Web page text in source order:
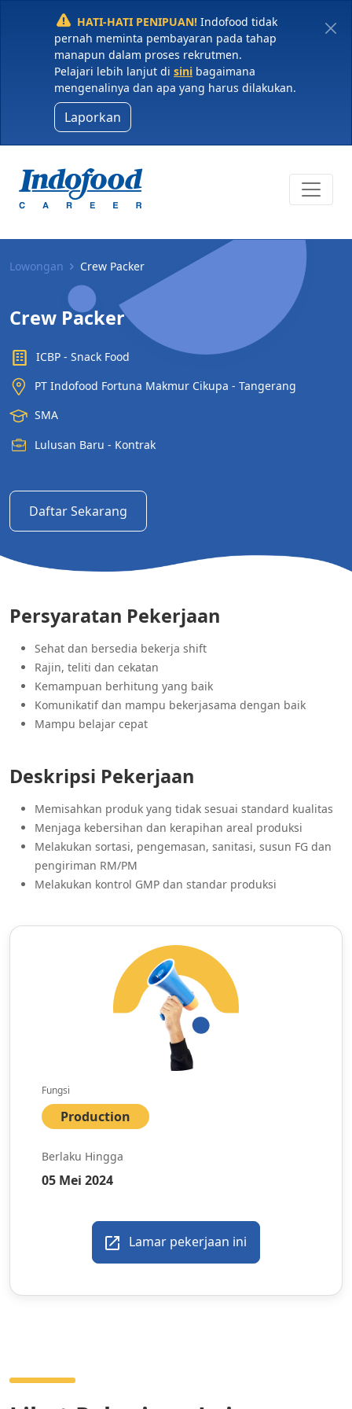
HATI-HATI PENIPUAN! Indofood tidak
pernah meminta pembayaran pada tahap
manapun dalam proses rekrutmen.
Pelajari lebih lanjut di sini bagaimana
mengenalinya dan apa yang harus dilakukan.
Laporkan
Lowongan Crew Packer
Crew Packer
ICBP - Snack Food
PT Indofood Fortuna Makmur Cikupa - Tangerang
SMA
Lulusan Baru - Kontrak
Daftar Sekarang
Persyaratan Pekerjaan
Sehat dan bersedia bekerja shift
Rajin, teliti dan cekatan
Kemampuan berhitung yang baik
Komunikatif dan mampu bekerjasama dengan baik
Mampu belajar cepat
Deskripsi Pekerjaan
Memisahkan produk yang tidak sesuai standard kualitas
Menjaga kebersihan dan kerapihan areal produksi
Melakukan sortasi, pengemasan, sanitasi, susun FG dan
pengiriman RM/PM
Melakukan kontrol GMP dan standar produksi
Fungsi
Production
Berlaku Hingga
05 Mei 2024
Lamar pekerjaan ini